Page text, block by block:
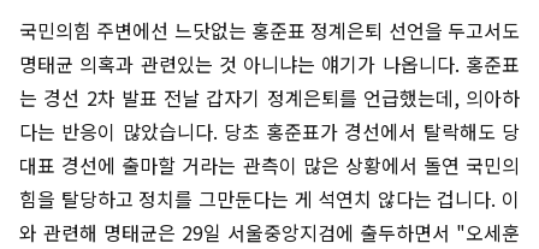
국민의힘 주변에선 느닷없는 홍준표 정계은퇴 선언을 두고서도
명태균 의혹과 관련있는 것 아니냐는 얘기가 나옵니다. 홍준표
는 경선 2차 발표 전날 갑자기 정계은퇴를 언급했는데, 의아하
다는 반응이 많았습니다. 당초 홍준표가 경선에서 탈락해도 당
대표 경선에 출마할 거라는 관측이 많은 상황에서 돌연 국민의
힘을 탈당하고 정치를 그만둔다는 게 석연치 않다는 겁니다. 이
와 관련해 명태균은 29일 서울중앙지검에 출두하면서 "오세훈